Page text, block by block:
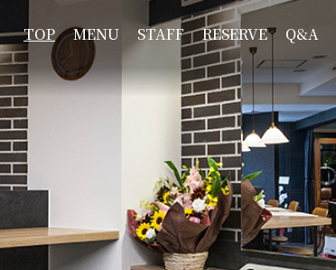
TOP MENU STAFF RESERVE Q&A